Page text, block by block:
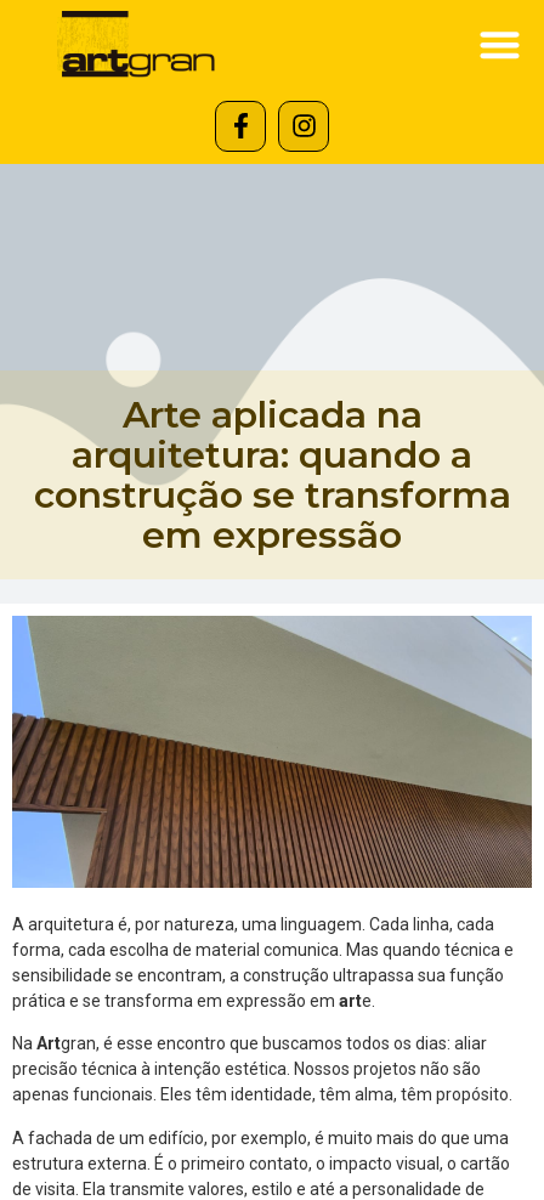
Arte aplicada na
arquitetura: quando a
construção se transforma
em expressão
A arquitetura é, por natureza, uma linguagem. Cada linha, cada
forma, cada escolha de material comunica. Mas quando técnica e
sensibilidade se encontram, a construção ultrapassa sua função
prática e se transforma em expressão em arte.
NaArtgran, é esse encontro que buscamos todos os dias: aliar
precisão técnica à intenção estética. Nossos projetos não são
apenas funcionais. Eles têm identidade, têm alma, têm propósito.
A fachada de um edifício, por exemplo, é muito mais do que uma
estrutura externa. É o primeiro contato, o impacto visual, o cartão
de visita. Ela transmite valores, estilo e até a personalidade de